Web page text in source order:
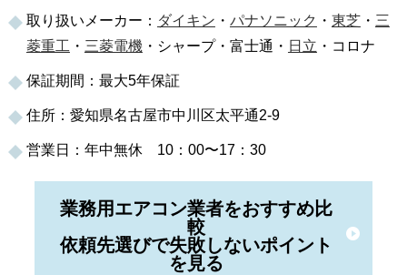
取り扱いメーカー： ダイキン ・ パナソニック ・ 東芝・ 三
菱重工 ・ 三菱電機・シャープ・富士通・ 日立 ・コロナ
保証期間：最大5年保証
住所：愛知県名古屋市中川区太平通2-9
営業日：年中無休 10：00〜17：30
業務用エアコン業者をおすすめ比
較
依頼先選びで失敗しないポイント
を見る